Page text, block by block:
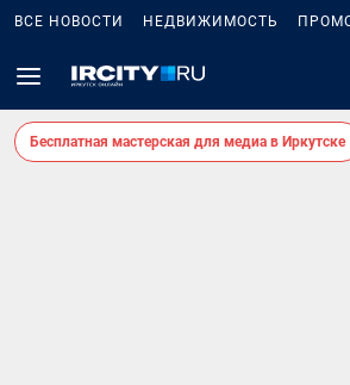
ВСЕ НОВОСТИ НЕДВИЖИМОСТЬ
Бесплатная мастерская для медиа в Иркутске